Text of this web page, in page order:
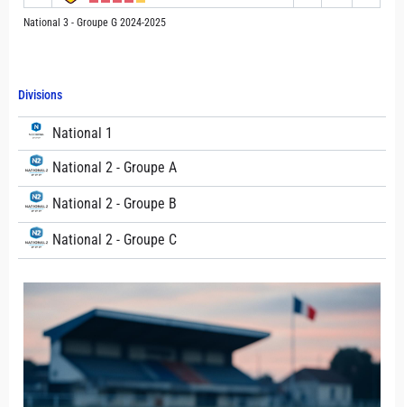
Divisions
National 1
National 2 - Groupe A
National 2 - Groupe B
National 2 - Groupe C
National 3 - Groupe G 2024-2025